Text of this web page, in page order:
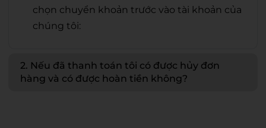
chọn chuyển khoản trước vào tài khoản của
chúng tôi:
2. Nếu đã thanh toán tôi có được hủy đơn
hàng và có được hoàn tiền không?